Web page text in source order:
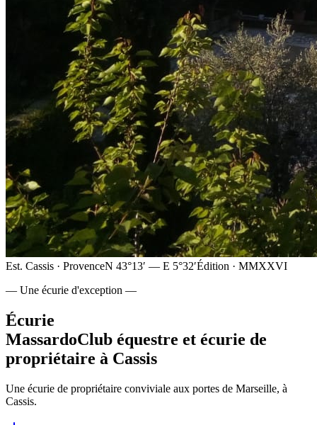
Est. Cassis · ProvenceN 43°13′ — E 5°32′Édition · MMXXVI
— Une écurie d'exception —
Écurie
MassardoClub équestre et écurie de
propriétaire à Cassis
Une écurie de propriétaire conviviale aux portes de Marseille, à
Cassis.